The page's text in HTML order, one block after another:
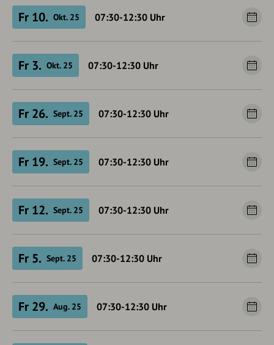
Fr 10. Okt. 25 07:30-12:30 Uhr
Fr 3. Okt. 25 07:30-12:30 Uhr
Fr 26. Sept. 25 07:30-12:30 Uhr
Fr 19. Sept. 25 07:30-12:30 Uhr
Fr 12. Sept. 25 07:30-12:30 Uhr
Fr 5. Sept. 25 07:30-12:30 Uhr
Fr 29. Aug. 25 07:30-12:30 Uhr